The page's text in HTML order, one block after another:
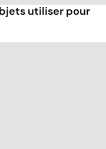
utiliser pour